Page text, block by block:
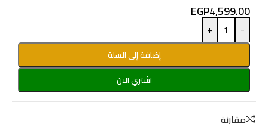
EGP4,599.00
-
+
إضافة إلى السلة
اشتري الان
مقارنة